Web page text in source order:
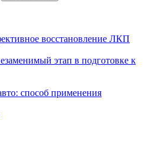
восстановление ЛКП
этап в подготовке к
способ применения